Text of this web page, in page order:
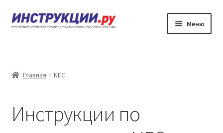
Перейти
к
Перейти
к
Меню
Каталог инструкций по эксплуатации
Личный кабинет
Главная NEC
Инструкции по